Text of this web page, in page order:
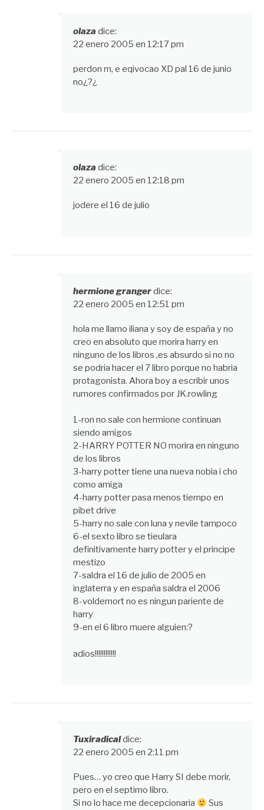
olaza dice:
22 enero 2005 en 12:17 pm
perdon m, e eqivocao XD pal 16 de junio
no¿?¿
olaza dice:
22 enero 2005 en 12:18 pm
jodere el 16 de julio
hermione grangerdice:
22 enero 2005 en 12:51 pm
hola me llamo iliana y soy de españa y no
creo en absoluto que morira harry en
ninguno de los libros ,es absurdo si no no
se podria hacer el 7 libro porque no habria
protagonista. Ahora boy a escribir unos
rumores confirmados por JK.rowling
1-ron no sale con hermione continuan
siendo amigos
2-HARRY POTTER NO morira en ninguno
de los libros
3-harry potter tiene una nueva nobia i cho
como amiga
4-harry potter pasa menos tiempo en
pibet drive
5-harry no sale con luna y nevile tampoco
6-el sexto libro se tieulara
definitivamente harry potter y el principe
mestizo
7-saldra el 16 de julio de 2005 en
inglaterra y en españa saldra el 2006
8-voldemort no es ningun pariente de
harry
9-en el 6 libro muere alguien:?
adios!!!!!!!!!!!!
Tuxiradicaldice:
22 enero 2005 en 2:11 pm
Pues… yo creo que Harry SI debe morir,
pero en el septimo libro.
Si no lo hace me decepcionaria
Sus